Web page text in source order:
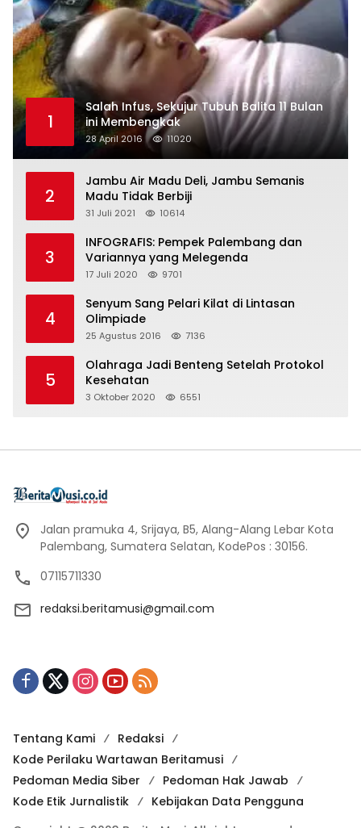
1
Salah Infus, Sekujur Tubuh Balita 11 Bulan
ini Membengkak
28 April 2016 11020
2
Jambu Air Madu Deli, Jambu Semanis
Madu Tidak Berbiji
31 Juli 2021 10614
3
INFOGRAFIS: Pempek Palembang dan
Variannya yang Melegenda
17 Juli 2020 9701
4
Senyum Sang Pelari Kilat di Lintasan
Olimpiade
25 Agustus 2016 7136
5
Olahraga Jadi Benteng Setelah Protokol
Kesehatan
3 Oktober 2020 6551
Jalan pramuka 4, Srijaya, B5, Alang-Alang Lebar Kota
Palembang, Sumatera Selatan, KodePos : 30156.
07115711330
redaksi.beritamusi@gmail.com
Tentang Kami
Redaksi
Kode Perilaku Wartawan Beritamusi
Pedoman Media Siber
Pedoman Hak Jawab
Kode Etik Jurnalistik
Kebijakan Data Pengguna